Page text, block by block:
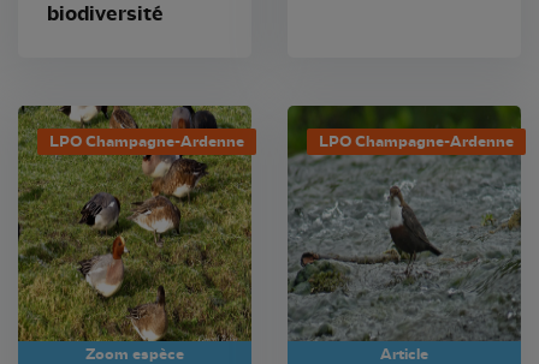
biodiversité
LPO Champagne-Ardenne
Zoom espèce
LPO Champagne-Ardenne
Article